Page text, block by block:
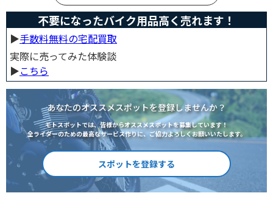
不要になったバイク用品高く売れます！
▶︎手数料無料の宅配買取
実際に売ってみた体験談
▶︎こちら
あなたのオススメスポットを登録しませんか？
モトスポットでは、皆様からオススメスポットを募集しています！
全ライダーのための最高なサービス作りに、ご協力よろしくお願いいたします。
スポットを登録する